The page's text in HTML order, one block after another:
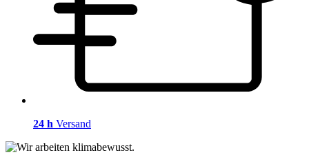
24 h Versand